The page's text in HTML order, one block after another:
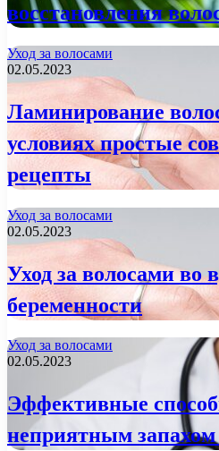
восстановления
Уход за волосами
02.05.2023
Ламинирование
условиях простые
рецепты
Уход за волосами
02.05.2023
Уход за волосами во
беременности
Уход за волосами
02.05.2023
Эффективные
неприятным запахом